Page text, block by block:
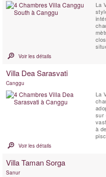
La
Voir les détails
Villa Dea Sarasvati
Canggu
La
sur
à
Voir les détails
Villa Taman Sorga
Sanur